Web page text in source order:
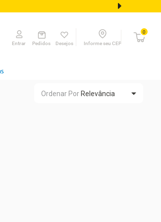
Entrar Pedidos Desejos Informe seu CEP
0
Ordenar Por Relevância